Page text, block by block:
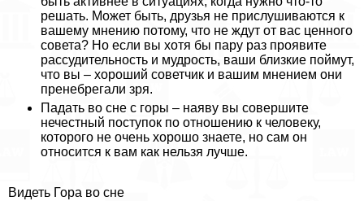
решать. Может быть, друзья не прислушиваются к
вашему мнению потому, что не ждут от вас ценного
совета? Но если вы хотя бы пару раз проявите
рассудительность и мудрость, ваши близкие поймут,
что вы – хороший советчик и вашим мнением они
пренебрегали зря.
Падать во сне с горы – наяву вы совершите
нечестный поступок по отношению к человеку,
которого не очень хорошо знаете, но сам он
относится к вам как нельзя лучше.
Видеть Гора во сне